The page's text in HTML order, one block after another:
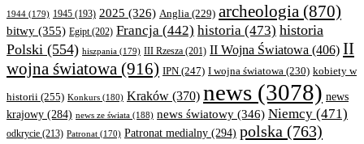
1944 (179) 1945 (193) 2025 (326) Anglia (229) archeologia (870)
bitwy (355) Egipt(202) Francja (442) historia (473) historia
Polski (554) hiszpania (179) III Rzesza (201) II Wojna Światowa (406) II
wojna światowa (916) IPN (247) I wojna światowa (230) kobiety w
historii (255) Konkurs (180) Kraków (370) news (3078) news
krajowy (284) news ze świata (188) news światowy (346) Niemcy (471)
odkrycie (213) Patronat (170) Patronat medialny (294) polska (763)